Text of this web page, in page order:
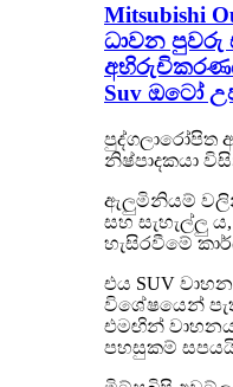
Mitsubishi
ධාවන පුවරු
Suv ඔටෝ
පුද්ගලාරෝපිත
නිෂ්පාදකයා
ඇලුමිනියම්
සහ සැහැල්ලු
හැසිරවීමේ
එය SUV
විශේෂයෙන්
එමඟින්
පහසුකම්